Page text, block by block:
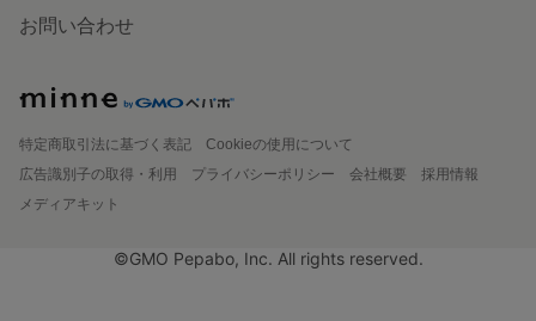
お問い合わせ
特定商取引法に基づく表記
Cookieの使用について
広告識別子の取得・利用
プライバシーポリシー 会社概要
採用情報
メディアキット
©GMO Pepabo, Inc. All rights reserved.